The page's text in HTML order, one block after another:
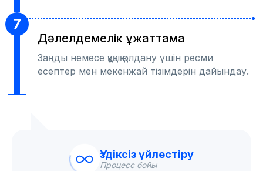
7
Дәлелдемелік құжаттама
Заңды немесе құқық қолдану үшін ресми
есептер мен мекенжай тізімдерін дайындау.
Үздіксіз үйлестіру
Процесс бойы